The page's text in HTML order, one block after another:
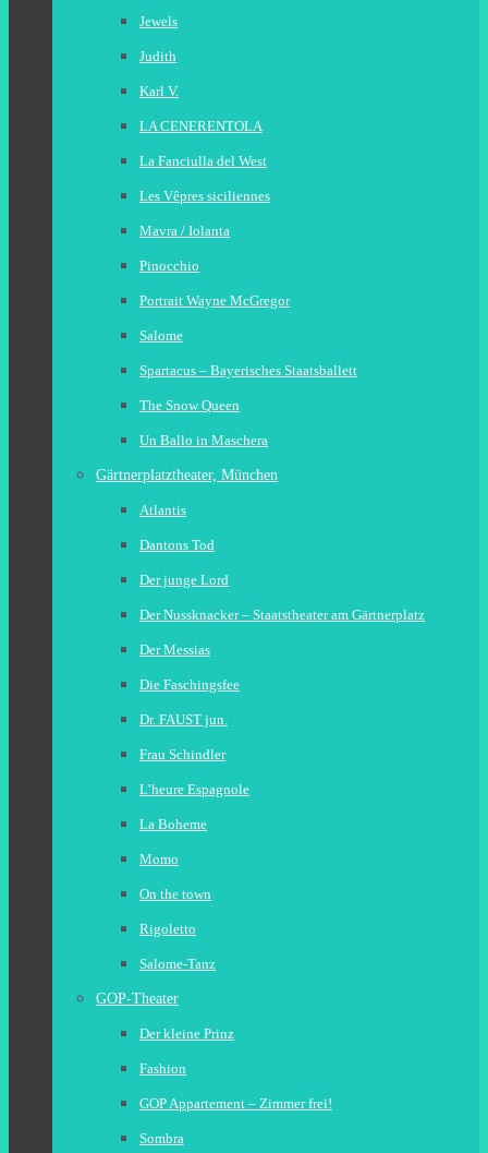
Jewels
Judith
Karl V.
LA CENERENTOLA
La Fanciulla del West
Les Vêpres siciliennes
Mavra / Iolanta
Pinocchio
Portrait Wayne McGregor
Salome
Spartacus – Bayerisches Staatsballett
The Snow Queen
Un Ballo in Maschera
Gärtnerplatztheater, München
Atlantis
Dantons Tod
Der junge Lord
Der Nussknacker – Staatstheater am Gärtnerplatz
Der Messias
Die Faschingsfee
Dr. FAUST jun.
Frau Schindler
L’heure Espagnole
La Boheme
Momo
On the town
Rigoletto
Salome-Tanz
GOP-Theater
Der kleine Prinz
Fashion
GOP Appartement – Zimmer frei!
Sombra